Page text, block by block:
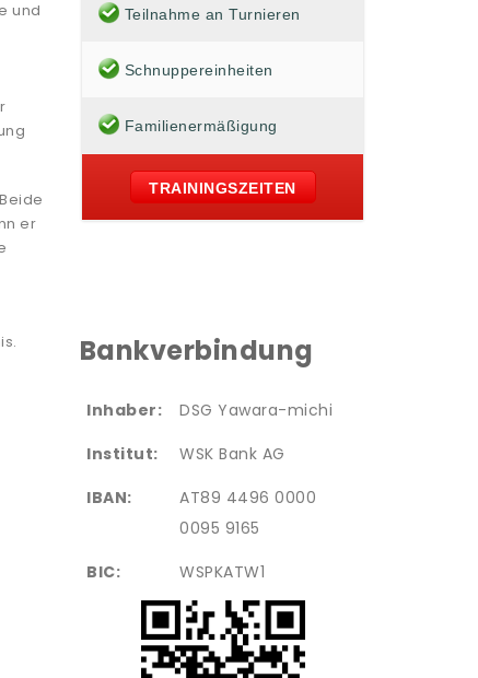
und
er
Teilnahme an Turnieren
Schnuppereinheiten
Familienermäßigung
TRAININGSZEITEN
Bankverbindung
Inhaber:
DSG Yawara-michi
Institut:
WSK Bank AG
IBAN:
AT89 4496 0000
0095 9165
BIC:
WSPKATW1